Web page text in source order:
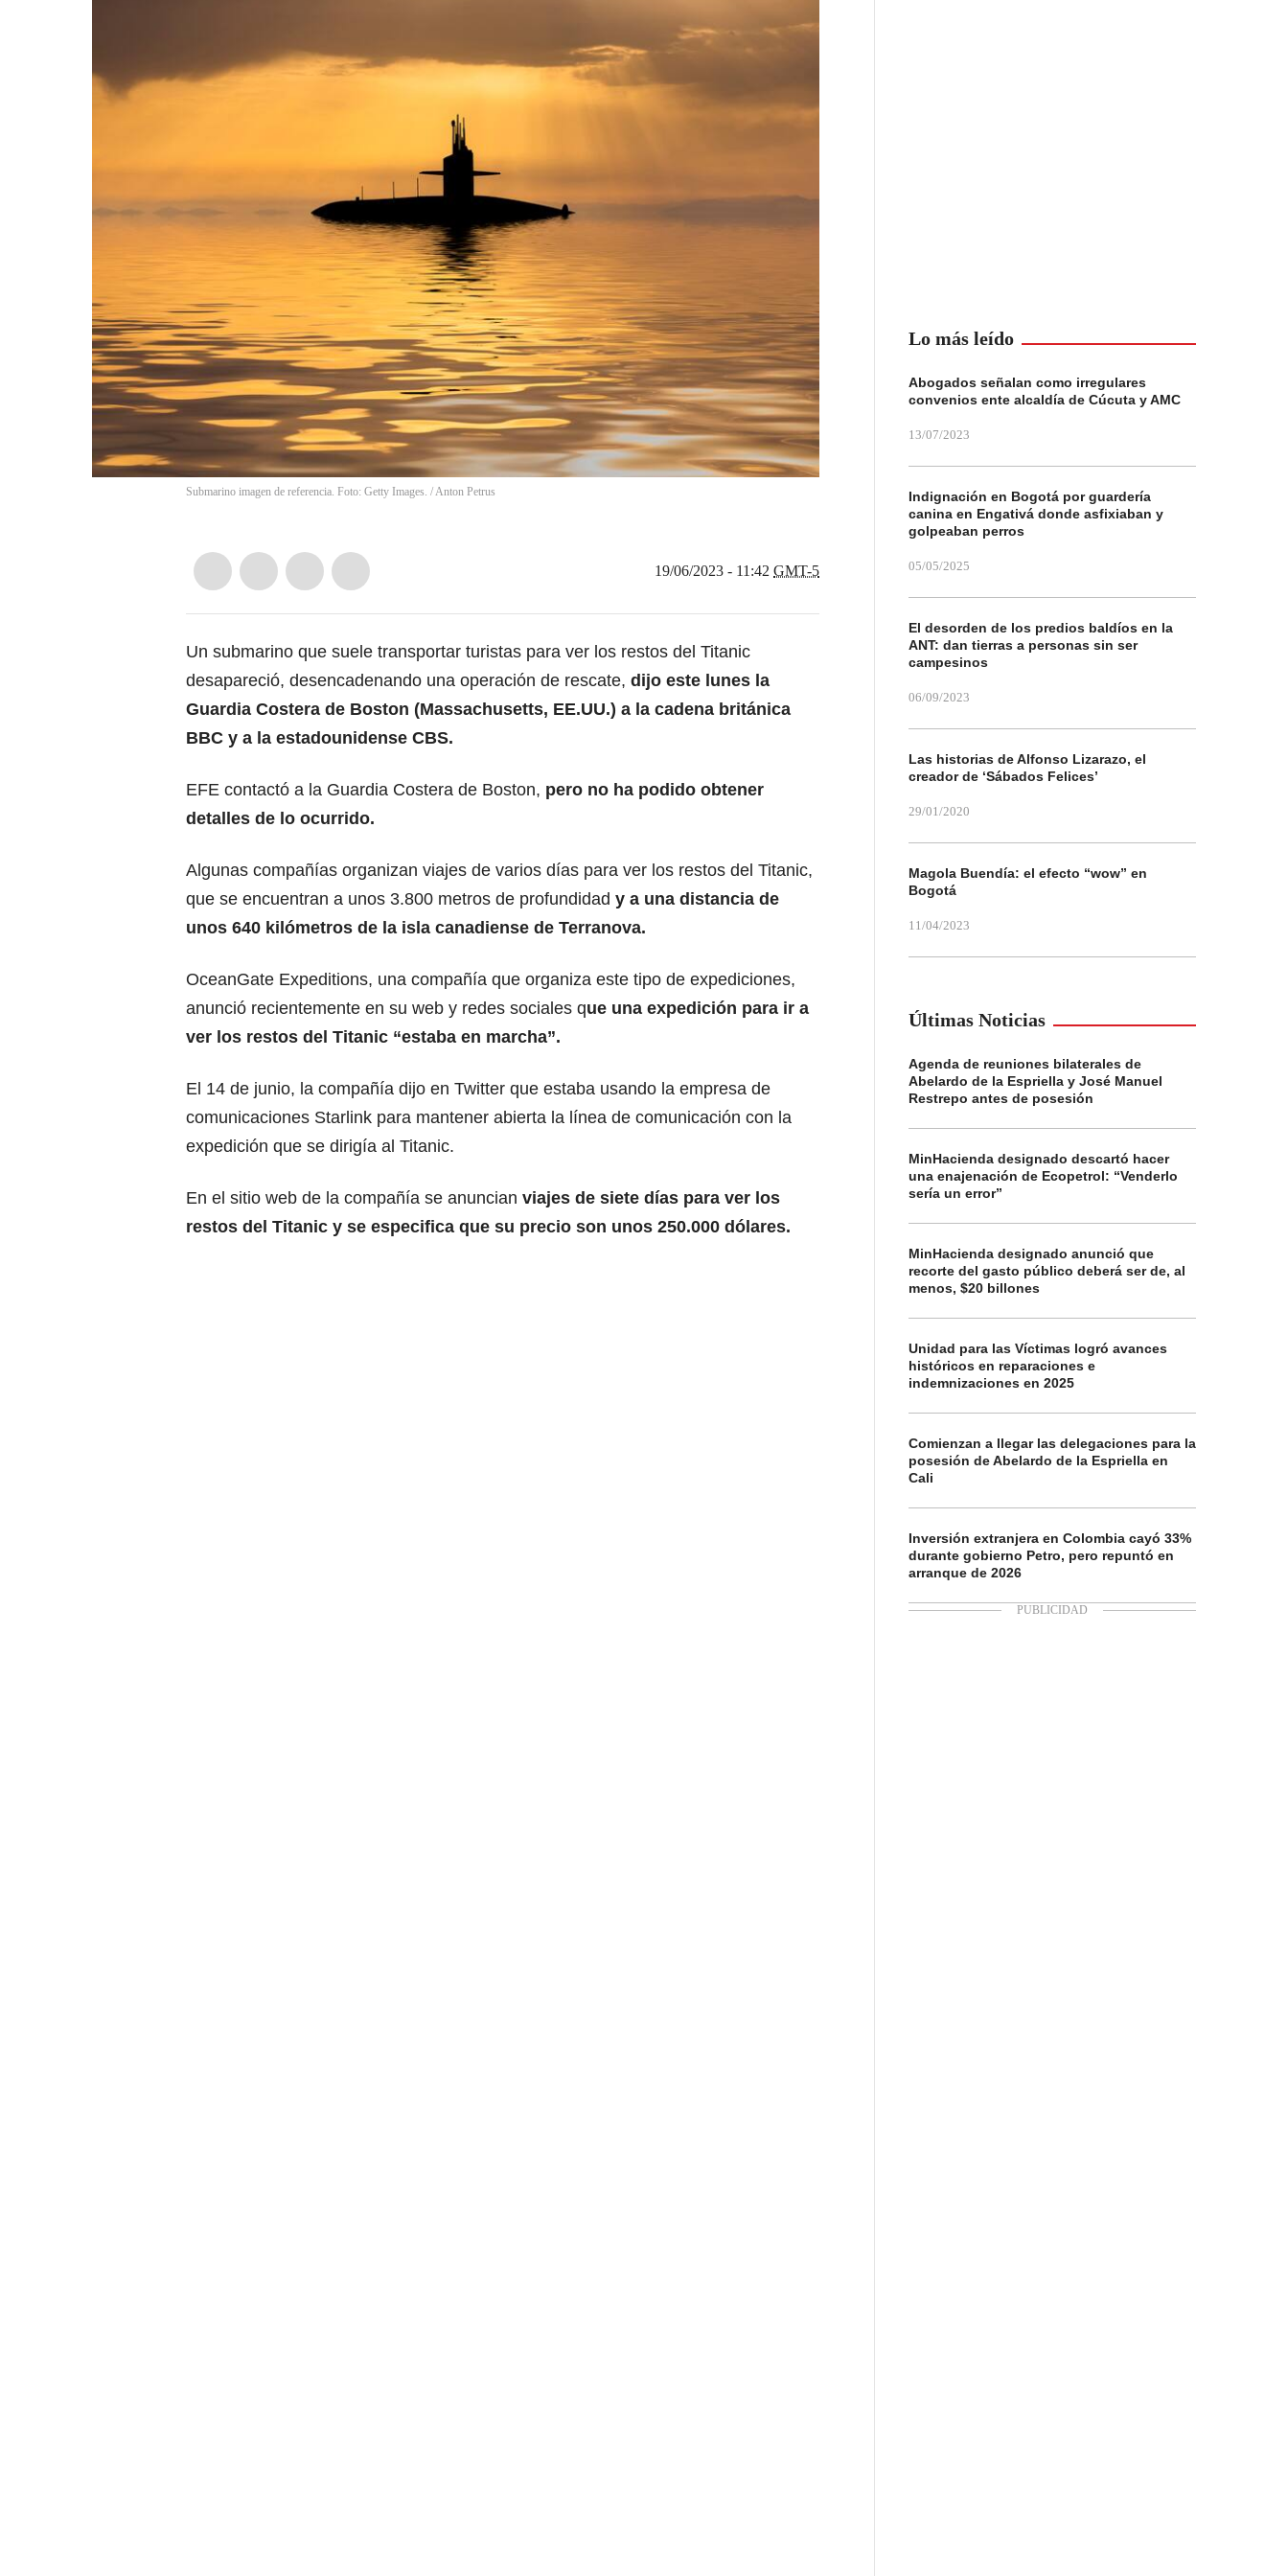
Submarino imagen de referencia. Foto: Getty Images. /Anton Petrus
19/06/2023 - 11:42 GMT-5
Un submarino que suele transportar turistas para ver los restos del Titanic
desapareció, desencadenando una operación de rescate, dijo este lunes la
Guardia Costera de Boston (Massachusetts, EE.UU.) a la cadena británica
BBC y a la estadounidense CBS.
EFE contactó a la Guardia Costera de Boston, pero no ha podido obtener
detalles de lo ocurrido.
Algunas compañías organizan viajes de varios días para ver los restos del Titanic,
que se encuentran a unos 3.800 metros de profundidad y a una distancia de
unos 640 kilómetros de la isla canadiense de Terranova.
OceanGate Expeditions, una compañía que organiza este tipo de expediciones,
anunció recientemente en su web y redes sociales que una expedición para ir a
ver los restos del Titanic “estaba en marcha”.
El 14 de junio, la compañía dijo en Twitter que estaba usando la empresa de
comunicaciones Starlink para mantener abierta la línea de comunicación con la
expedición que se dirigía al Titanic.
En el sitio web de la compañía se anuncian viajes de siete días para ver los
restos del Titanic y se especifica que su precio son unos 250.000 dólares.
Lo más leído
Abogados señalan como irregulares
convenios ente alcaldía de Cúcuta y AMC
13/07/2023
Indignación en Bogotá por guardería
canina en Engativá donde asfixiaban y
golpeaban perros
05/05/2025
El desorden de los predios baldíos en la
ANT: dan tierras a personas sin ser
campesinos
06/09/2023
Las historias de Alfonso Lizarazo, el
creador de ‘Sábados Felices’
29/01/2020
Magola Buendía: el efecto “wow” en
Bogotá
11/04/2023
Últimas Noticias
Agenda de reuniones bilaterales de
Abelardo de la Espriella y José Manuel
Restrepo antes de posesión
MinHacienda designado descartó hacer
una enajenación de Ecopetrol: “Venderlo
sería un error”
MinHacienda designado anunció que
recorte del gasto público deberá ser de, al
menos, $20 billones
Unidad para las Víctimas logró avances
históricos en reparaciones e
indemnizaciones en 2025
Comienzan a llegar las delegaciones para la
posesión de Abelardo de la Espriella en
Cali
Inversión extranjera en Colombia cayó 33%
durante gobierno Petro, pero repuntó en
arranque de 2026